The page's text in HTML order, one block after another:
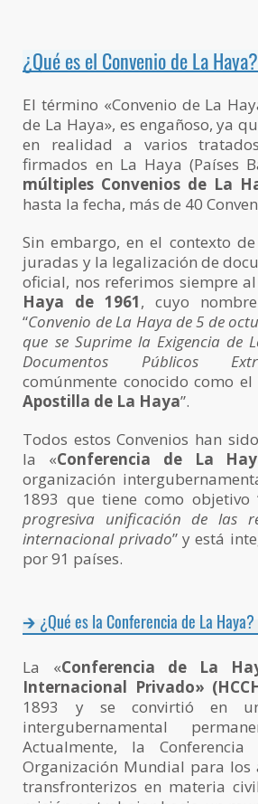
¿Qué es el Convenio de La Haya?
El término «Convenio de La
de La Haya», es engañoso, ya
en realidad a varios
firmados en La Haya (Países
múltiples Convenios de La
hasta la fecha, más de 40
Sin embargo, en el contexto
juradas y la legalización de
oficial, nos referimos siempre al
Haya de 1961, cuyo
“Convenio de La Haya de 5 de
que se Suprime la Exigencia de
Documentos Públicos
comúnmente conocido como el
Apostilla de La Haya”.
Todos estos Convenios han
la «Conferencia de La
organización
1893 que tiene como objetivo
progresiva unificación de las
internacional privado” y está
por 91 países.
¿Qué es la Conferencia de La Haya?
La «Conferencia de La
Internacional Privado»
1893 y se convirtió en
intergubernamental
Actualmente, la
Organización Mundial para los
transfronterizos en materia